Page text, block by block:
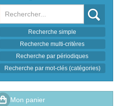
Recherche
Recherche simple
Recherche multi-critères
Recherche par périodiques
Recherche par mot-clés (catégories)